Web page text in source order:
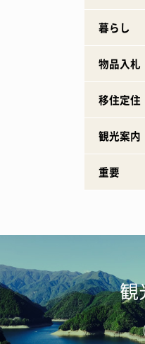
暮らし
物品入札
移住定住
観光案内
重要
観